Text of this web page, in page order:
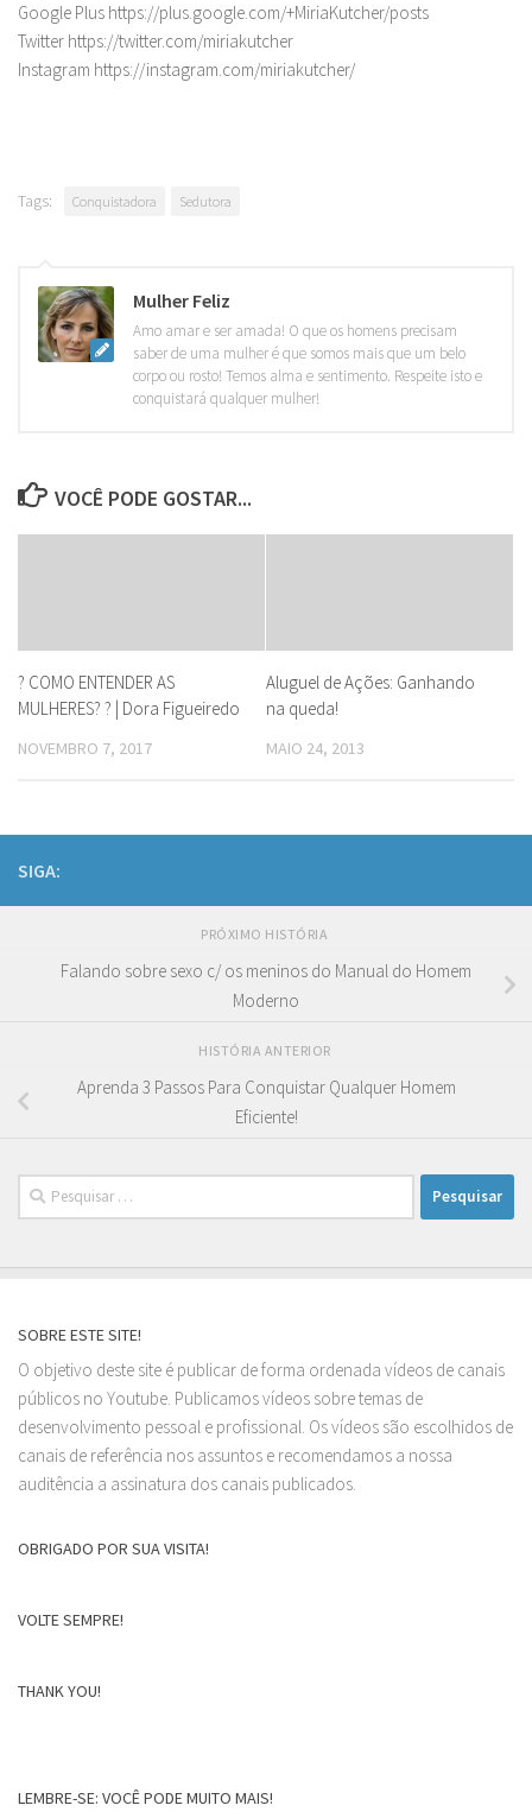
Google Plus https://plus.google.com/+MiriaKutcher/posts
Twitter https://twitter.com/miriakutcher
Instagram https://instagram.com/miriakutcher/
Tags: Conquistadora Sedutora
Mulher Feliz
Amo amar e ser amada! O que os homens precisam
saber de uma mulher é que somos mais que um belo
corpo ou rosto! Temos alma e sentimento. Respeite isto e
conquistará qualquer mulher!
VOCÊ PODE GOSTAR...
? COMO ENTENDER AS
MULHERES? ? | Dora Figueiredo
NOVEMBRO 7, 2017
Aluguel de Ações: Ganhando
na queda!
MAIO 24, 2013
SIGA:
PRÓXIMO HISTÓRIA
Falando sobre sexo c/ os meninos do Manual do Homem
Moderno
HISTÓRIA ANTERIOR
Aprenda 3 Passos Para Conquistar Qualquer Homem
Eficiente!
Pesquisar
por:
SOBRE ESTE SITE!
O objetivo deste site é publicar de forma ordenada vídeos de canais
públicos no Youtube. Publicamos vídeos sobre temas de
desenvolvimento pessoal e profissional. Os vídeos são escolhidos de
canais de referência nos assuntos e recomendamos a nossa
auditência a assinatura dos canais publicados.
OBRIGADO POR SUA VISITA!
VOLTE SEMPRE!
THANK YOU!
LEMBRE-SE: VOCÊ PODE MUITO MAIS!